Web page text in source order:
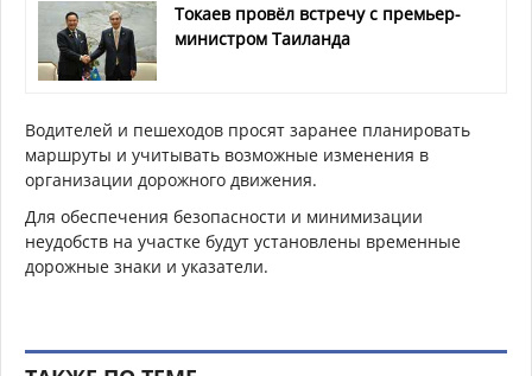
Токаев провёл встречу с премьер-
министром Таиланда
Водителей и пешеходов просят заранее планировать
маршруты и учитывать возможные изменения в
организации дорожного движения.
Для обеспечения безопасности и минимизации
неудобств на участке будут установлены временные
дорожные знаки и указатели.